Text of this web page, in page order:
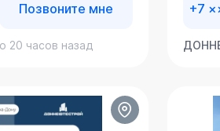
Позвоните мне
20 часов назад
+7